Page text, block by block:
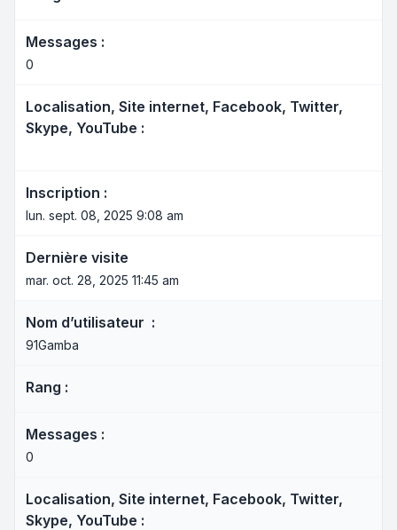
Messages :
0
Localisation, Site internet, Facebook, Twitter,
Skype, YouTube :
Inscription :
lun. sept. 08, 2025 9:08 am
Dernière visite
mar. oct. 28, 2025 11:45 am
Nom d’utilisateur :
91Gamba
Rang :
Messages :
0
Localisation, Site internet, Facebook, Twitter,
Skype, YouTube :